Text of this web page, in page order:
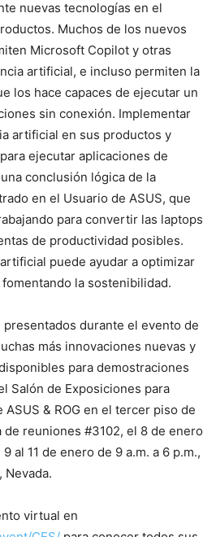
nuevas tecnologías en el
Muchos de los nuevos
Microsoft Copilot y otras
artificial, e incluso permiten la
los hace capaces de ejecutar un
sin conexión. Implementar
artificial en sus productos y
ejecutar aplicaciones de
conclusión lógica de la
en el Usuario de ASUS, que
para convertir las laptops
de productividad posibles.
puede ayudar a optimizar
la sostenibilidad.
presentados durante el evento de
más innovaciones nuevas y
para demostraciones
Salón de Exposiciones para
& ROG en el tercer piso de
de reuniones #3102, el 8 de enero
al 11 de enero de 9 a.m. a 6 p.m.,
Nevada.
virtual en